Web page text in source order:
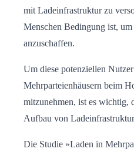
mit Ladeinfrastruktur zu
Menschen Bedingung ist,
anzuschaffen.
Um diese potenziellen
Mehrparteienhäusern beim
mitzunehmen, ist es wichtig,
Aufbau von
Die Studie »Laden in